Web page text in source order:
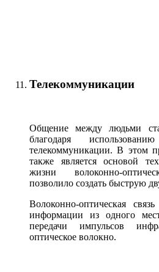
Телекоммуникации
Общение между людьми
благодаря
телекоммуникации. В этом
также является основой
жизни волоконно-
позволило создать быструю
Волоконно-оптическая
информации из одного
передачи импульсов
оптическое волокно.